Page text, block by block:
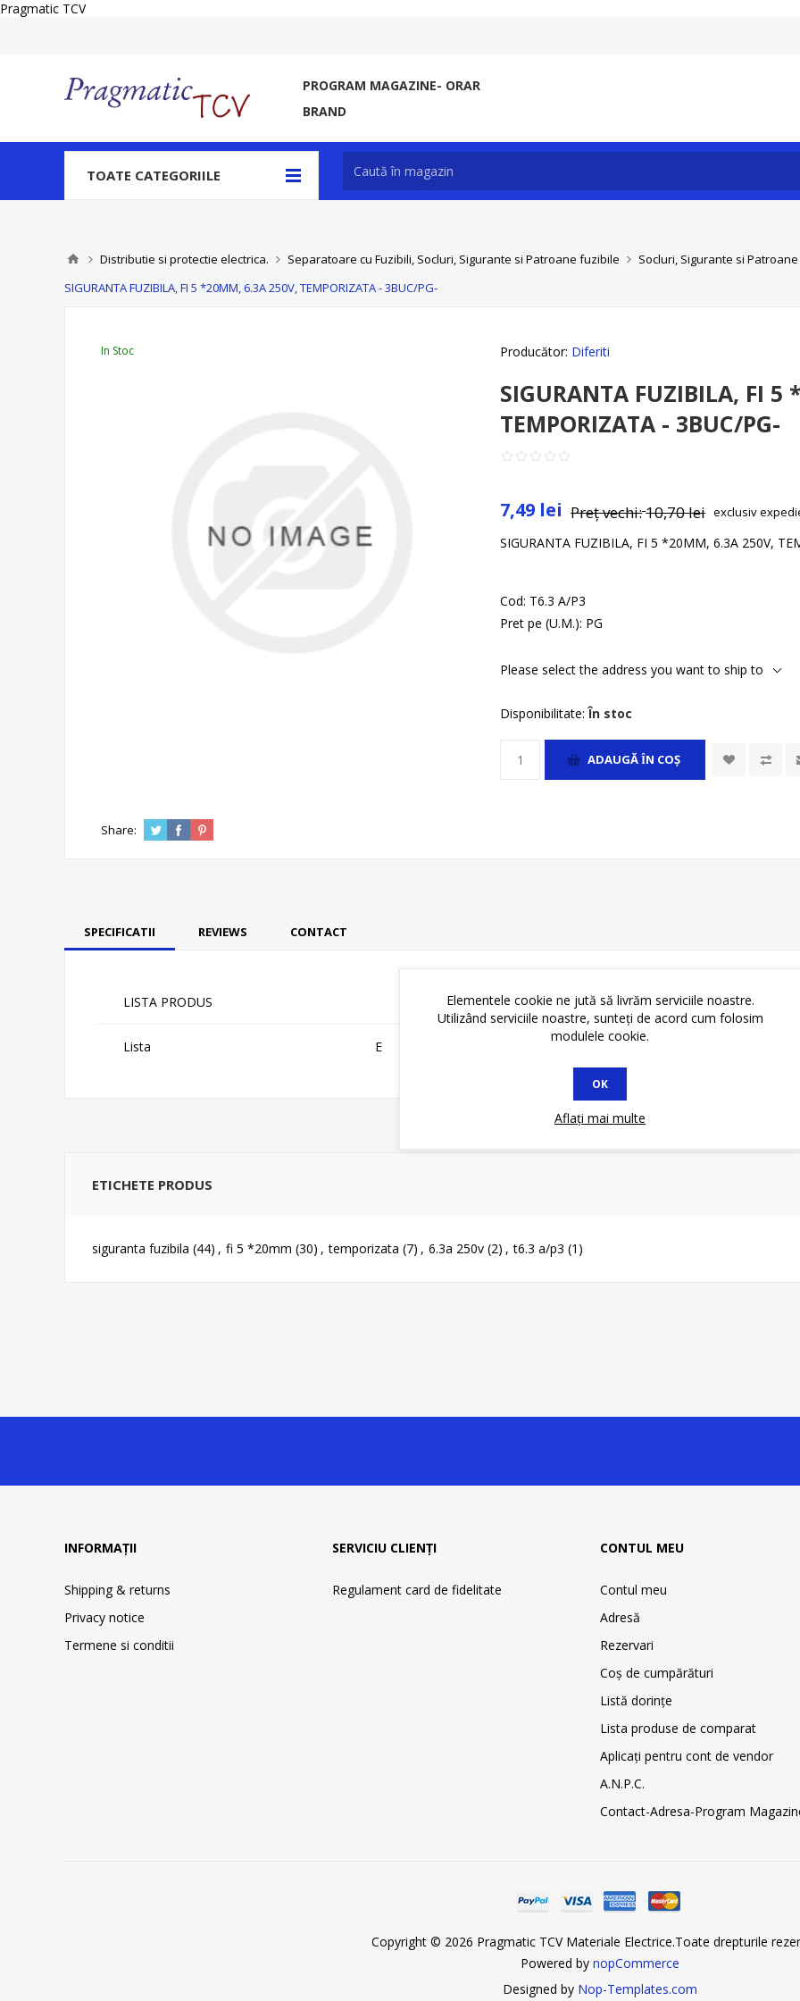
Pragmatic TCV
PROGRAM MAGAZINE- ORAR
BRAND
TOATE CATEGORIILE
Distributie si protectie electrica. Separatoare cu Fuzibili, Socluri, Sigurante si Patroane fuzibile
Socluri, Sigurante si
SIGURANTA FUZIBILA, FI 5 *20MM, 6.3A 250V, TEMPORIZATA - 3BUC/PG-
In Stoc Producător: Diferiti
SIGURANTA FUZIBILA, FI 5
TEMPORIZATA - 3BUC/PG-
7,49 lei Preț vechi:10,70 lei exclusiv
SIGURANTA FUZIBILA, FI 5 *20MM, 6.3A 250V,
Cod: T6.3 A/P3
Pret pe (U.M.): PG
Please select the address you want to ship to
Disponibilitate: În stoc
ADAUGĂ ȊN COŞ
Share:
SPECIFICATII REVIEWS CONTACT
LISTA PRODUS
Lista E
ETICHETE PRODUS
siguranta fuzibila (44) , fi 5 *20mm (30) , temporizata (7) , 6.3a 250v (2) , t6.3 a/p3 (1)
INFORMAȚII
Shipping & returns
Privacy notice
Termene si conditii
SERVICIU CLIENȚI
Regulament card de fidelitate
CONTUL MEU
Contul meu
Adresă
Rezervari
Coş de cumpărături
Listă dorințe
Lista produse de comparat
Aplicați pentru cont de vendor
A.N.P.C.
Contact-Adresa-Program
Copyright © 2026 Pragmatic TCV Materiale Electrice.Toate drepturile
Powered by nopCommerce
Designed by Nop-Templates.com
Elementele cookie ne jută să livrăm serviciile noastre.
Utilizând serviciile noastre, sunteți de acord cum folosim
modulele cookie.
OK
Aflați mai multe